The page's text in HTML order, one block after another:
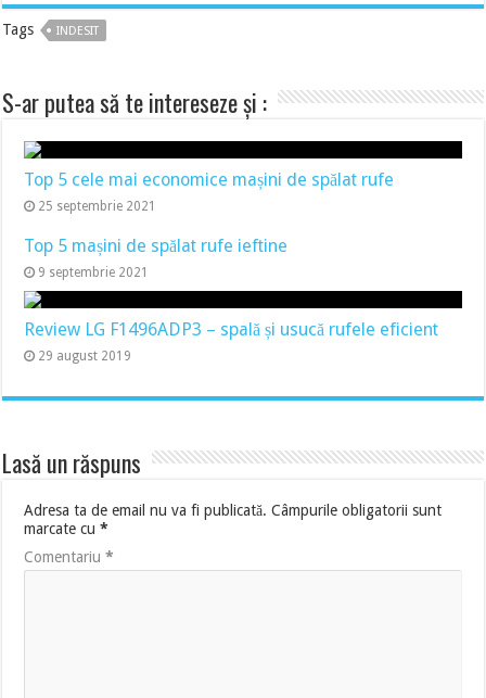
Tags INDESIT
S-ar putea să te intereseze și :
Top 5 cele mai economice mașini de spălat rufe
25 septembrie 2021
Top 5 mașini de spălat rufe ieftine
9 septembrie 2021
Review LG F1496ADP3 – spală și usucă rufele eficient
29 august 2019
Lasă un răspuns
Adresa ta de email nu va fi publicată. Câmpurile obligatorii sunt
marcate cu*
Comentariu*